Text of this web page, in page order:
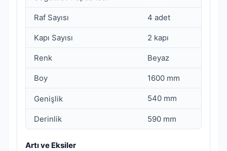
Raf Sayısı 4 adet
Kapı Sayısı 2 kapı
Renk Beyaz
Boy 1600 mm
Genişlik 540 mm
Derinlik 590 mm
Artı ve Eksiler